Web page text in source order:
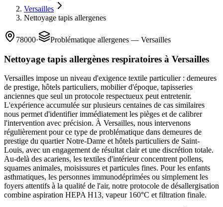
Versailles
Nettoyage tapis allergenes
78000· Problématique allergenes — Versailles
Nettoyage tapis allergènes respiratoires à Versailles
Versailles impose un niveau d'exigence textile particulier : demeures
de prestige, hôtels particuliers, mobilier d'époque, tapisseries
anciennes que seul un protocole respectueux peut entretenir.
L'expérience accumulée sur plusieurs centaines de cas similaires
nous permet d'identifier immédiatement les pièges et de calibrer
l'intervention avec précision. À Versailles, nous intervenons
régulièrement pour ce type de problématique dans demeures de
prestige du quartier Notre-Dame et hôtels particuliers de Saint-
Louis, avec un engagement de résultat clair et une discrétion totale.
Au-delà des acariens, les textiles d'intérieur concentrent pollens,
squames animales, moisissures et particules fines. Pour les enfants
asthmatiques, les personnes immunodéprimées ou simplement les
foyers attentifs à la qualité de l'air, notre protocole de désallergisation
combine aspiration HEPA H13, vapeur 160°C et filtration finale.